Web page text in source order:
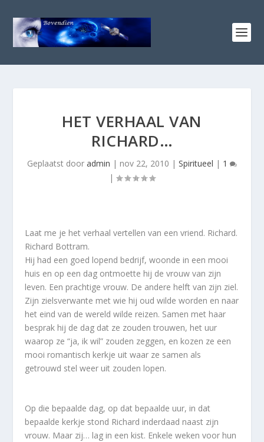
HET VERHAAL VAN
RICHARD…
Geplaatst door admin | nov 22, 2010 | Spiritueel | 1
|
Laat me je het verhaal vertellen van een vriend. Richard.
Richard Bottram.
Hij had een goed lopend bedrijf, woonde in een mooi
huis en op een dag ontmoette hij de vrouw van zijn
leven. Een prachtige vrouw. De andere helft van zijn ziel.
Zijn zielsverwante met wie hij oud wilde worden en naar
het eind van de wereld wilde reizen. Samen met haar
besprak hij de dag dat ze zouden trouwen, het uur
waarop ze “ja, ik wil” zouden zeggen, en kozen ze een
mooi romantisch kerkje uit waar ze samen als
getrouwd stel weer uit zouden lopen.
Op die bepaalde dag, op dat bepaalde uur, in dat
bepaalde kerkje stond Richard inderdaad naast zijn
vrouw. Maar zij… lag in een kist. Enkele weken voor hun